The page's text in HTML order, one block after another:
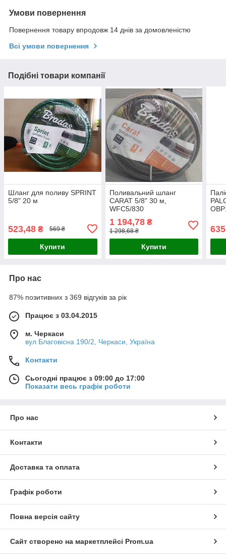
Умови повернення
Повернення товару впродовж 14 днів за домовленістю
Всі умови повернення
Подібні товари компанії
Шланг для поливу SPRINT
5/8" 20 м
523,48 ₴ 569 ₴
Купити
Поливальний шланг
CARAT 5/8" 30 м,
WFC5/830
1 194,78₴
1 298,68 ₴
Купити
Про нас
87% позитивних з 369 відгуків за рік
Працює з 03.04.2015
м. Черкаси
вул Благовісна 190/2, Черкаси, Україна
Контакти
Сьогодні працює з 09:00 до 17:00
Показати весь графік роботи
Про нас
Контакти
Доставка та оплата
Графік роботи
Повна версія сайту
Сайт створено на маркетплейсі Prom.ua